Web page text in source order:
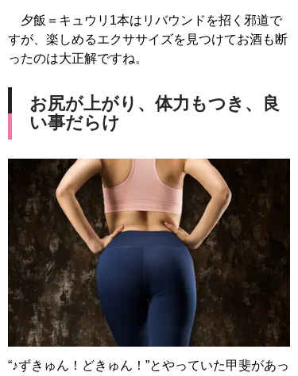
夕飯＝キュウリ1本はリバウンドを招く邪道で
すが、楽しめるエクササイズを見つけてお酒も断
ったのは大正解ですね。
お尻が上がり、体力もつき、良
い事だらけ
“♪ずきゅん！どきゅん！”とやっていた甲斐があっ